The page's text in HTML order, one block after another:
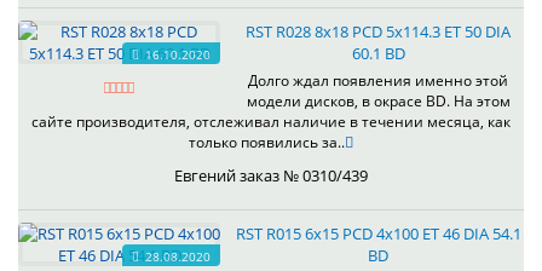
16.10.2020
RST R028 8x18 PCD 5x114.3 ET 50 DIA
60.1 BD
Долго ждал появления именно этой
модели дисков, в окрасе BD. На этом
сайте производителя, отслеживал наличие в течении месяца, как
только появились за..
Евгений заказ № 0310/439
28.08.2020
RST R015 6x15 PCD 4x100 ET 46 DIA 54.1
BD